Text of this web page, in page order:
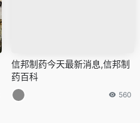
信邦制药今天最新消息,信邦制
药百科
560